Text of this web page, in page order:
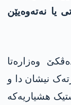
یا نەتەوەیێن
وەزارەتا
نیشان دا و
ھشیاریەکە